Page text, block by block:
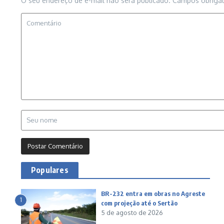
Populares
1
BR-232 entra em obras no Agreste
com projeção até o Sertão
5 de agosto de 2026